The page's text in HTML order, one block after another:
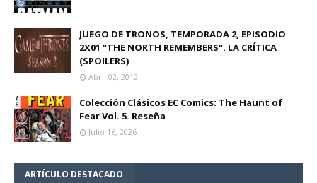
JUEGO DE TRONOS, TEMPORADA 2, EPISODIO
2X01 "THE NORTH REMEMBERS". LA CRÍTICA
(SPOILERS)
Abril 02, 2012
Colección Clásicos EC Comics: The Haunt of
Fear Vol. 5. Reseña
Julio 16, 2026
ARTÍCULO DESTACADO